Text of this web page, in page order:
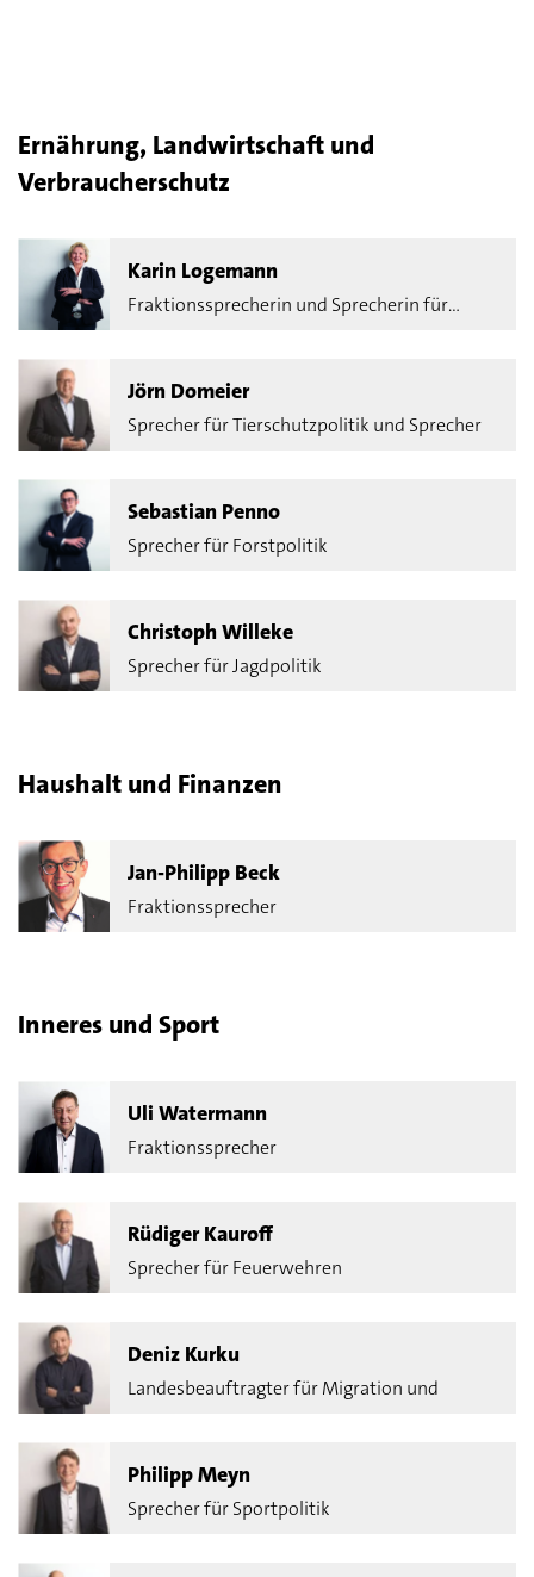
Ernährung, Landwirtschaft und
Verbraucherschutz
Karin Logemann
Fraktionssprecherin und Sprecherin für
Jörn Domeier
Sprecher für Tierschutzpolitik und Sprecher
Sebastian Penno
Sprecher für Forstpolitik
Christoph Willeke
Sprecher für Jagdpolitik
Haushalt und Finanzen
Jan-Philipp Beck
Fraktionssprecher
Inneres und Sport
Uli Watermann
Fraktionssprecher
Rüdiger Kauroff
Sprecher für Feuerwehren
Deniz Kurku
Landesbeauftragter für Migration und
Philipp Meyn
Sprecher für Sportpolitik